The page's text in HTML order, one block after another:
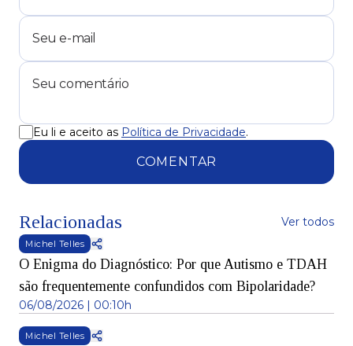
Eu li e aceito as Política de Privacidade.
COMENTAR
Relacionadas Ver todos
Michel Telles
O Enigma do Diagnóstico: Por que Autismo e TDAH
são frequentemente confundidos com Bipolaridade?
06/08/2026 | 00:10h
Michel Telles